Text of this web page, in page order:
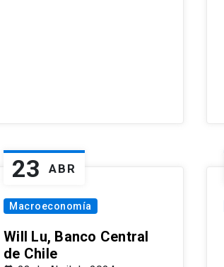
23 ABR
Macroeconomía
Will Lu, Banco Central
de Chile